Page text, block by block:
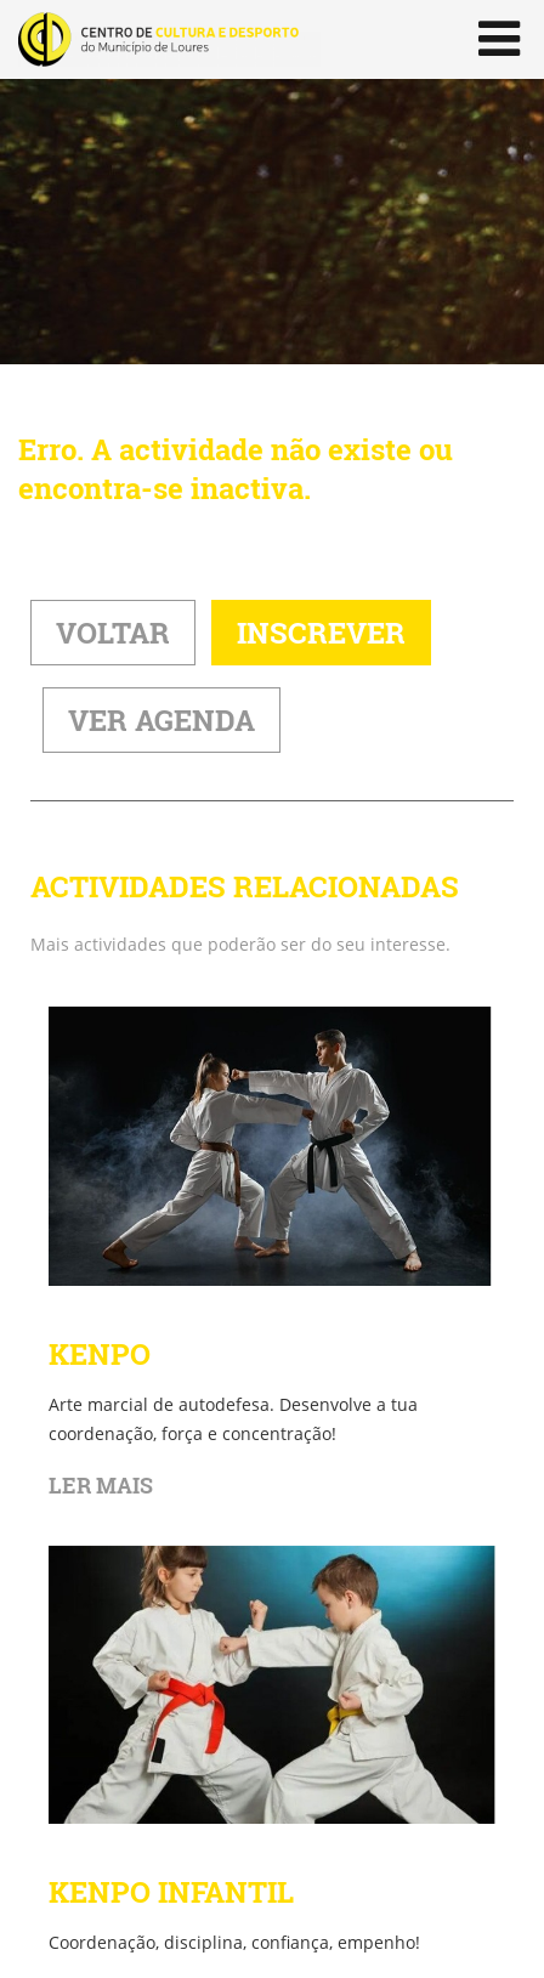
Erro. A actividade não existe ou
encontra-se inactiva.
VOLTAR INSCREVER
VER AGENDA
ACTIVIDADES RELACIONADAS
Mais actividades que poderão ser do seu interesse.
KENPO
Arte marcial de autodefesa. Desenvolve a tua
coordenação, força e concentração!
LER MAIS
KENPO INFANTIL
Coordenação, disciplina, confiança, empenho!